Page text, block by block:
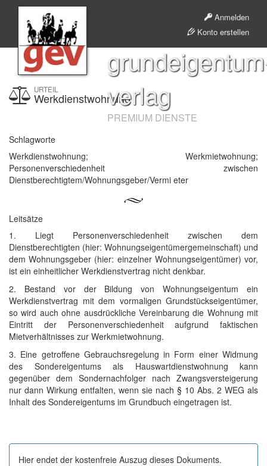
Anmelden
Konto erstellen
verlag
PREMIUM DIENSTE
URTEIL
Werkdienstwohnung
Schlagworte
Werkdienstwohnung; Werkmietwohnung;
Personenverschiedenheit zwischen
Dienstberechtigtem/Wohnungsgeber/Vermi eter
Leitsätze
1. Liegt Personenverschiedenheit zwischen dem
Dienstberechtigten (hier: Wohnungseigentümergemeinschaft) und
dem Wohnungsgeber (hier: einzelner Wohnungseigentümer) vor,
ist ein einheitlicher Werkdienstvertrag nicht denkbar.
2. Bestand vor der Bildung von Wohnungseigentum ein
Werkdienstvertrag mit dem vormaligen Grundstückseigentümer,
so wird auch ohne ausdrückliche Vereinbarung die Wohnung mit
Eintritt der Personenverschiedenheit aufgrund faktischen
Mietverhältnisses zur Werkmietwohnung.
3. Eine getroffene Gebrauchsregelung in Form einer Widmung
des Sondereigentums als Hauswartdienstwohnung kann
gegenüber dem Sondernachfolger nach Zwangsversteigerung
nur dann Wirkung entfalten, wenn sie nach § 10 Abs. 2 WEG als
Inhalt des Sondereigentums im Grundbuch eingetragen ist.
Hier endet der kostenfreie Auszug dieses Dokuments.